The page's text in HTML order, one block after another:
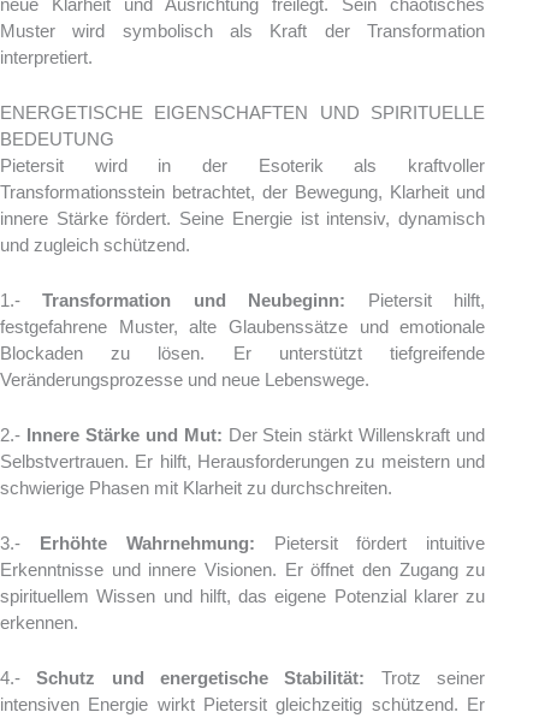
Muster wird symbolisch als Kraft der Transformation
interpretiert.
ENERGETISCHE EIGENSCHAFTEN UND SPIRITUELLE
BEDEUTUNG
Pietersit wird in der Esoterik als kraftvoller
Transformationsstein betrachtet, der Bewegung, Klarheit und
innere Stärke fördert. Seine Energie ist intensiv, dynamisch
und zugleich schützend.
1.-Transformation und Neubeginn: Pietersit hilft,
festgefahrene Muster, alte Glaubenssätze und emotionale
Blockaden zu lösen. Er unterstützt tiefgreifende
Veränderungsprozesse und neue Lebenswege.
2.- Innere Stärke und Mut: Der Stein stärkt Willenskraft und
Selbstvertrauen. Er hilft, Herausforderungen zu meistern und
schwierige Phasen mit Klarheit zu durchschreiten.
3.- Erhöhte Wahrnehmung: Pietersit fördert intuitive
Erkenntnisse und innere Visionen. Er öffnet den Zugang zu
spirituellem Wissen und hilft, das eigene Potenzial klarer zu
erkennen.
4.-Schutz und energetische Stabilität: Trotz seiner
intensiven Energie wirkt Pietersit gleichzeitig schützend. Er